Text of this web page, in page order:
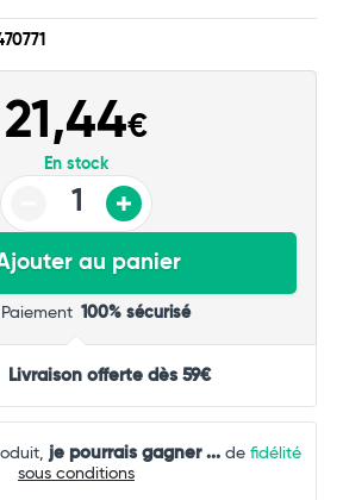
21,44€
En stock
au panier
Paiement 100% sécurisé
Livraison offerte dès 59€
je pourrais gagner ...de fidélité
sous conditions